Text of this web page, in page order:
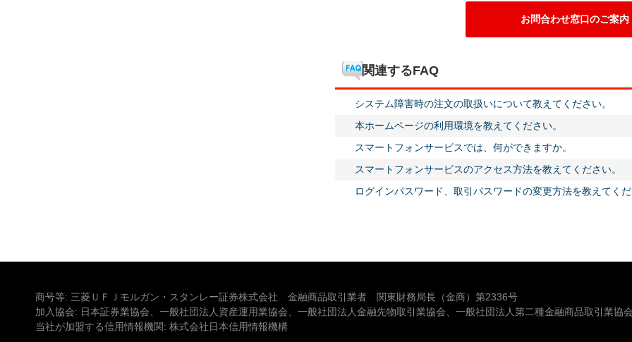
お問合わせ窓口のご案内
関連するFAQ
システム障害時の注文の取扱いについて教えてください。
本ホームページの利用環境を教えてください。
スマートフォンサービスでは、何ができますか。
スマートフォンサービスのアクセス方法を教えてください。
ログインパスワード、取引パスワードの変更方法を教えてくだ
商号等: 三菱ＵＦＪモルガン・スタンレー証券株式会社 金融商品取引業者 関東財務局長（金商）第2336号
加入協会: 日本証券業協会、一般社団法人資産運用業協会、一般社団法人金融先物取引業協会、一般社団法人第二種金融商品取引業協
当社が加盟する信用情報機関: 株式会社日本信用情報機構